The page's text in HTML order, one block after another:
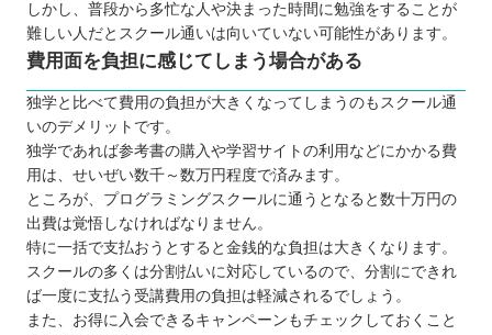
しかし、普段から多忙な人や決まった時間に勉強をすることが
難しい人だとスクール通いは向いていない可能性があります。
費用面を負担に感じてしまう場合がある
独学と比べて費用の負担が大きくなってしまうのもスクール通
いのデメリットです。
独学であれば参考書の購入や学習サイトの利用などにかかる費
用は、せいぜい数千～数万円程度で済みます。
ところが、プログラミングスクールに通うとなると数十万円の
出費は覚悟しなければなりません。
特に一括で支払おうとすると金銭的な負担は大きくなります。
スクールの多くは分割払いに対応しているので、分割にできれ
ば一度に支払う受講費用の負担は軽減されるでしょう。
また、お得に入会できるキャンペーンもチェックしておくこと